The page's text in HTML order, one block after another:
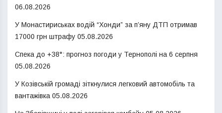
06.08.2026
У Монастириськах водій “Хонди” за п’яну ДТП отримав
17000 грн штрафу 05.08.2026
Спека до +38°: прогноз погоди у Тернополі на 6 серпня
05.08.2026
У Козівській громаді зіткнулися легковий автомобіль та
вантажівка 05.08.2026